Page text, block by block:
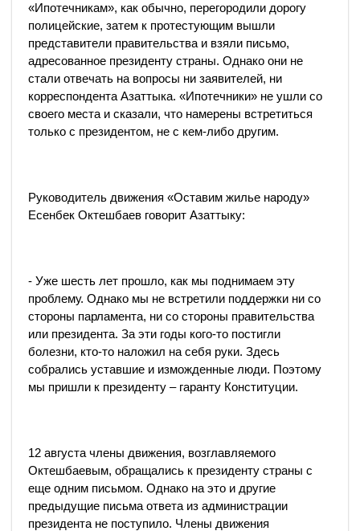
«Ипотечникам», как обычно, перегородили дорогу
полицейские, затем к протестующим вышли
представители правительства и взяли письмо,
адресованное президенту страны. Однако они не
стали отвечать на вопросы ни заявителей, ни
корреспондента Азаттыка. «Ипотечники» не ушли со
своего места и сказали, что намерены встретиться
только с президентом, не с кем-либо другим.
Руководитель движения «Оставим жилье народу»
Есенбек Октешбаев говорит Азаттыку:
- Уже шесть лет прошло, как мы поднимаем эту
проблему. Однако мы не встретили поддержки ни со
стороны парламента, ни со стороны правительства ​​
или президента. За эти годы кого-то постигли
болезни, кто-то наложил на себя руки. Здесь
собрались уставшие и изможденные люди. Поэтому
мы пришли к президенту – гаранту Конституции.
12 августа члены движения, возглавляемого
Октешбаевым, обращались к президенту страны с
еще одним письмом. Однако на это и другие
предыдущие письма ответа из администрации
президента не поступило. Члены движения